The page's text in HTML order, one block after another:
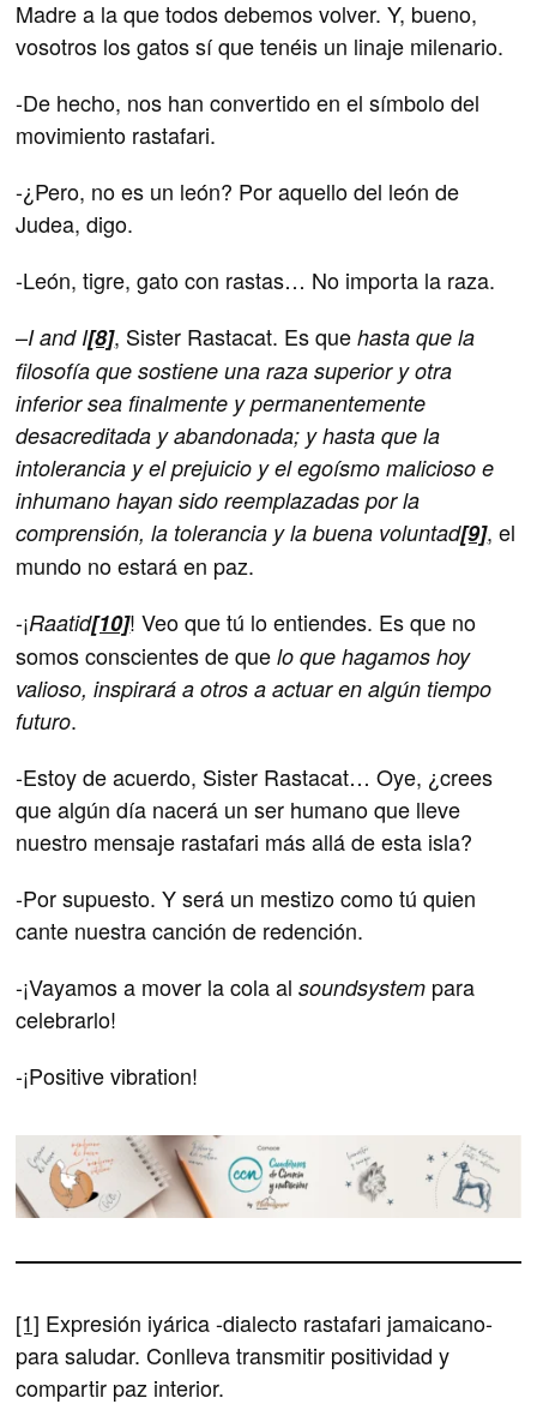
Madre a la que todos debemos volver. Y, bueno,
vosotros los gatos sí que tenéis un linaje milenario.
-De hecho, nos han convertido en el símbolo del
movimiento rastafari.
-¿Pero, no es un león? Por aquello del león de
Judea, digo.
-León, tigre, gato con rastas… No importa la raza.
–I and I[8], Sister Rastacat. Es quehasta que la
filosofía que sostiene una raza superior y otra
inferior sea finalmente y permanentemente
desacreditada y abandonada; y hasta que la
intolerancia y el prejuicio y el egoísmo malicioso e
inhumano hayan sido reemplazadas por la
comprensión, la tolerancia y la buena voluntad[9], el
mundo no estará en paz.
-¡Raatid[10]! Veo que tú lo entiendes. Es que no
somos conscientes de quelo que hagamos hoy
valioso, inspirará a otros a actuar en algún tiempo
futuro.
-Estoy de acuerdo, Sister Rastacat… Oye, ¿crees
que algún día nacerá un ser humano que lleve
nuestro mensaje rastafari más allá de esta isla?
-Por supuesto. Y será un mestizo como tú quien
cante nuestra canción de redención.
-¡Vayamos a mover la cola alsoundsystem para
celebrarlo!
-¡Positive vibration!
[1] Expresión iyárica -dialecto rastafari jamaicano-
para saludar. Conlleva transmitir positividad y
compartir paz interior.